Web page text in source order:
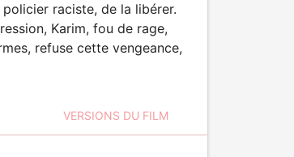
raciste, de la libérer.
Karim, fou de rage,
refuse cette vengeance,
VERSIONS DU FILM